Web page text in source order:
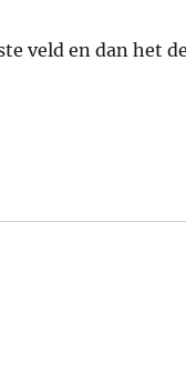
veld en dan het